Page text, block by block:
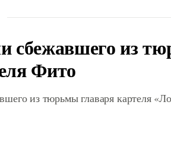
сбежавшего из
Фито
из тюрьмы главаря картеля